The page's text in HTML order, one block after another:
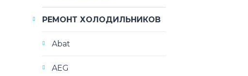
РЕМОНТ ХОЛОДИЛЬНИКОВ
Abat
AEG